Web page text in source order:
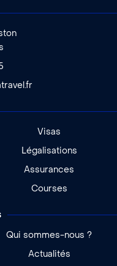
Visas
Légalisations
Assurances
Courses
Qui sommes-nous ?
Actualités